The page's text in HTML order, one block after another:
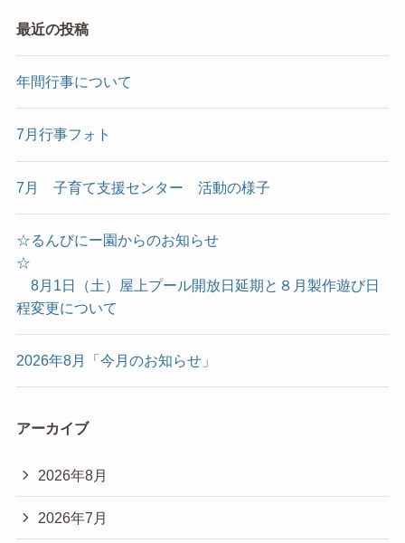
最近の投稿
年間行事について
7月行事フォト
7月 子育て支援センター 活動の様子
☆るんびにー園からのお知らせ
☆
8月1日（土）屋上プール開放日延期と８月製作遊び日
程変更について
2026年8月「今月のお知らせ」
アーカイブ
2026年8月
2026年7月